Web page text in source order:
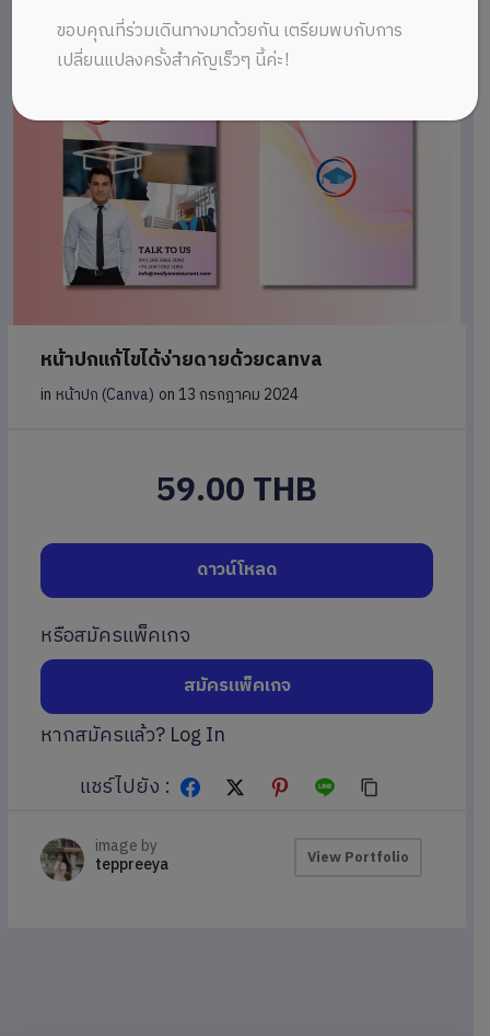
หน้าปกแก้ไขได้ง่ายดายด้วยcanva
in หน้าปก (Canva) on 13 กรกฎาคม 2024
59.00 THB
ดาวน์โหลด
หรือสมัครแพ็คเกจ
สมัครแพ็คเกจ
หากสมัครแล้ว? Log In
แชร์ไปยัง :
image by
teppreeya View Portfolio
ขอบคุณที่ร่วมเดินทางมาด้วยกัน เตรียมพบกับการ
เปลี่ยนแปลงครั้งสำคัญเร็วๆ นี้ค่ะ!